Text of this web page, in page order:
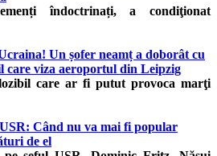
îndoctrinați, a condiţionat
Un șofer neamț a doborât cu
care viza aeroportul din Leipzig
care ar fi putut provoca marţi
Când nu va mai fi popular
de el